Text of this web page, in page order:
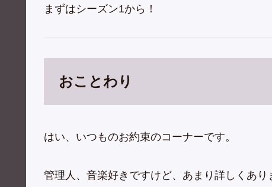
まずはシーズン1から！
おことわり
はい、いつものお約束のコーナーです。
管理人、音楽好きですけど、あまり詳しくあり